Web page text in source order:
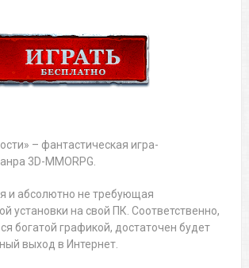
– фантастическая игра-
3D-MMORPG.
и абсолютно не требующая
установки на свой ПК. Соответственно,
богатой графикой, достаточен будет
выход в Интернет.